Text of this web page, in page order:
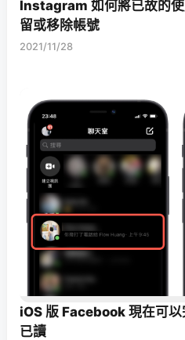
Instagram 如何將已故的
留或移除帳號
2021/11/28
iOS 版 Facebook 現在可
已讀